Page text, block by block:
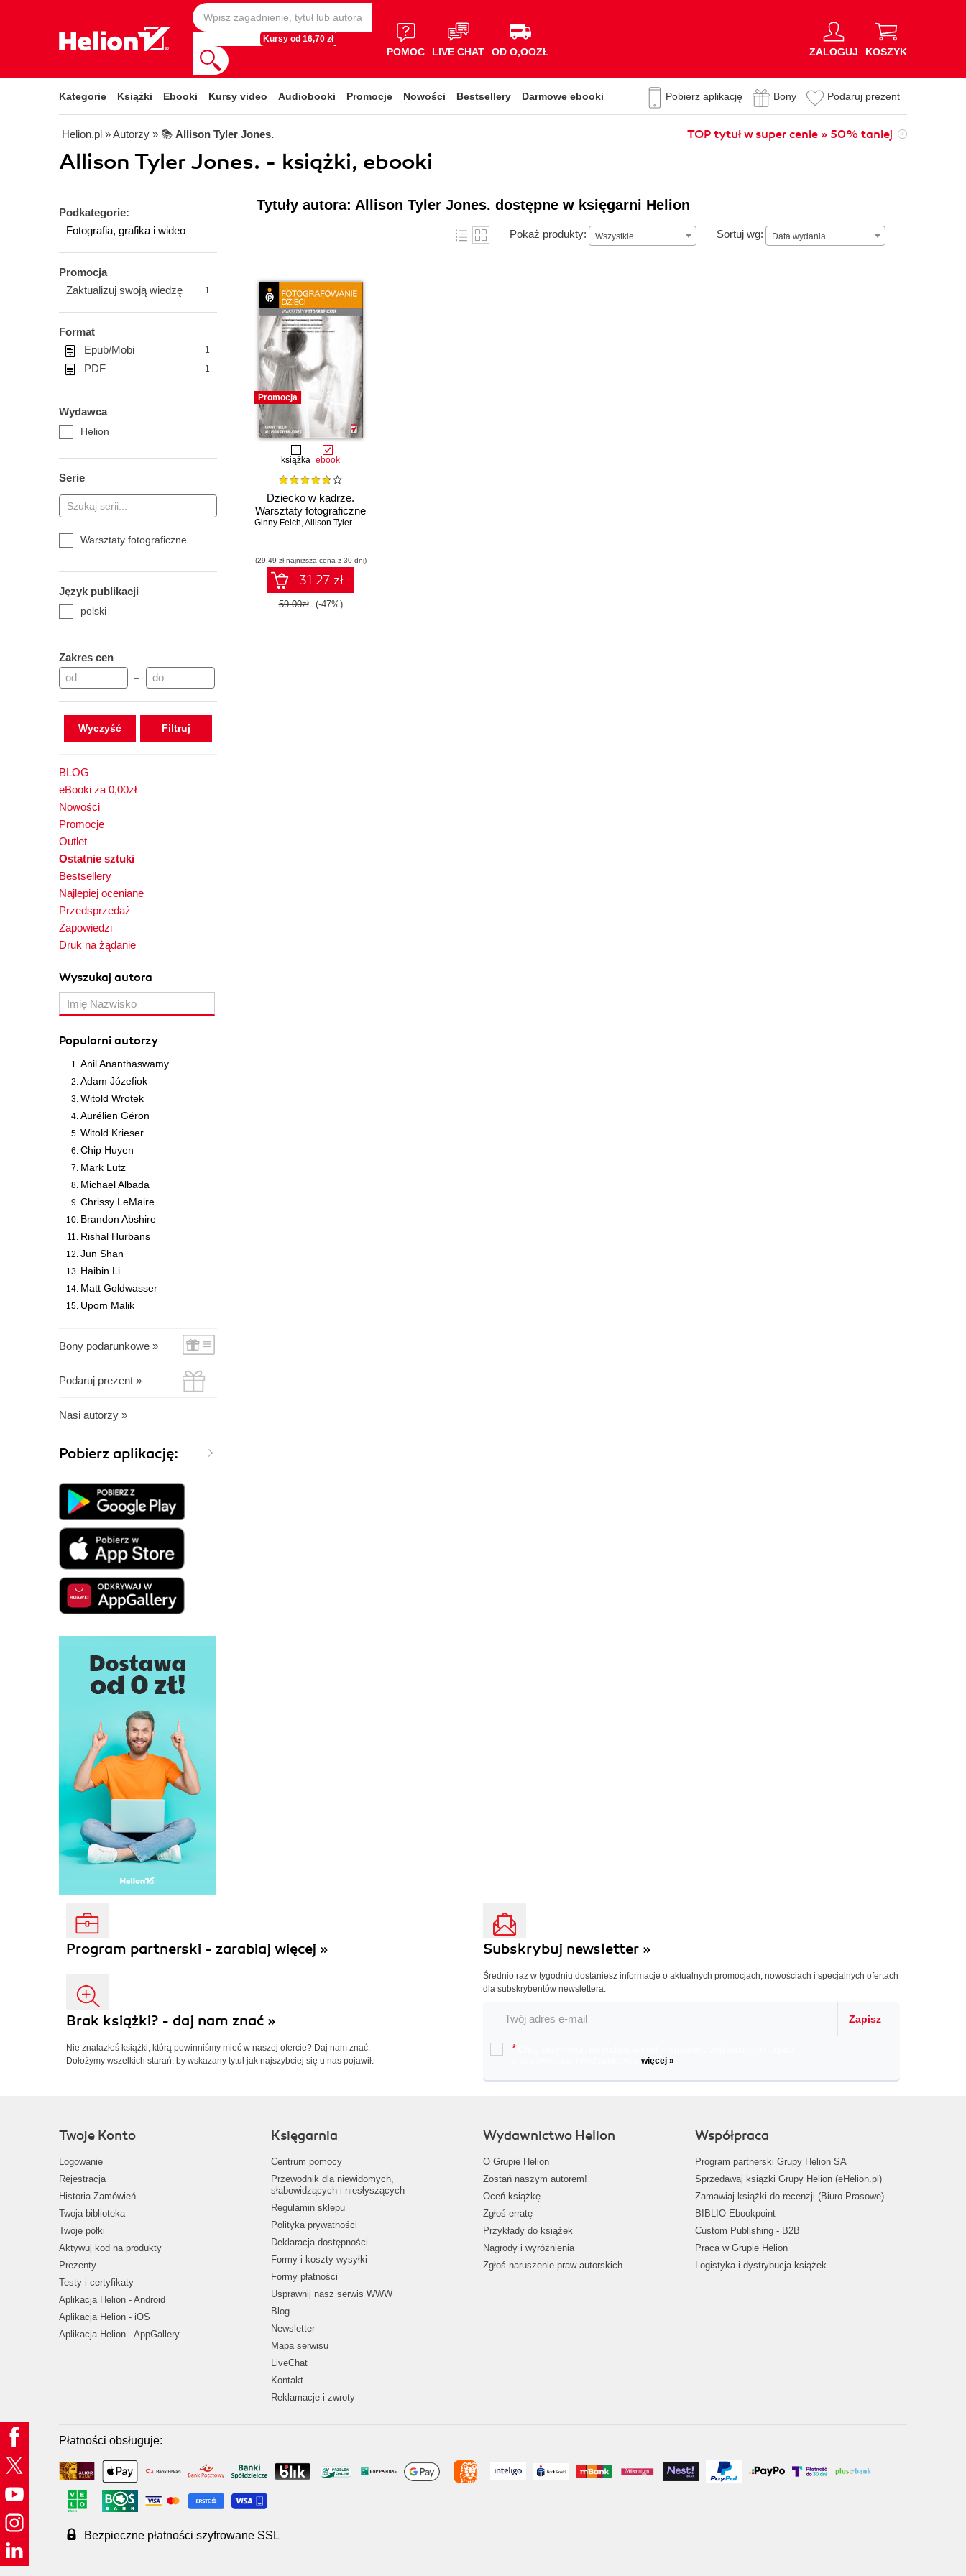
Kursy od 16,70 zł
POMOC LIVE CHAT OD O,OOZŁ ZALOGUJ KOSZYK
Kategorie Książki Ebooki Kursy video Audiobooki Promocje Nowości Bestsellery Darmowe ebooki Pobierz aplikację Bony Podaruj prezent
Helion.pl » Autorzy » 📚 Allison Tyler Jones. TOP tytuł w super cenie » 50% taniej
Allison Tyler Jones. - książki, ebooki
Podkategorie:
Fotografia, grafika i wideo
Promocja
Zaktualizuj swoją wiedzę
1
Format
Epub/Mobi
1
PDF 1
Wydawca
Helion
Serie
Warsztaty fotograficzne
Język publikacji
polski
Zakres cen
–
Wyczyść
BLOG
eBooki za 0,00zł
Nowości
Promocje
Outlet
Ostatnie sztuki
Bestsellery
Najlepiej oceniane
Przedsprzedaż
Zapowiedzi
Druk na żądanie
Wyszukaj autora
Popularni autorzy
Anil Ananthaswamy
Adam Józefiok
Witold Wrotek
Aurélien Géron
Witold Krieser
Chip Huyen
Mark Lutz
Michael Albada
Chrissy LeMaire
Brandon Abshire
Rishal Hurbans
Jun Shan
Haibin Li
Matt Goldwasser
Upom Malik
Bony podarunkowe »
Podaruj prezent »
Nasi autorzy »
Pobierz aplikację:
Tytuły autora: Allison Tyler Jones. dostępne w księgarni Helion
Pokaż produkty: Wszystkie Sortuj wg: Data wydania
Data wydania
Promocja
książka ebook
Dziecko w kadrze.
Warsztaty fotograficzne
Ginny Felch,Allison Tyler Jones
(29,49 zł najniższa cena z 30 dni)
31.27 zł
59.00zł (-47%)
Program partnerski - zarabiaj więcej »
Brak książki? - daj nam znać »
Nie znalazłeś książki, którą powinniśmy mieć w naszej ofercie? Daj nam znać.
Dołożymy wszelkich starań, by wskazany tytuł jak najszybciej się u nas pojawił.
Subskrybuj newsletter »
Średnio raz w tygodniu dostaniesz informacje o aktualnych promocjach, nowościach i specjalnych ofertach
dla subskrybentów newslettera.
Zapisz
*
więcej »
Twoje Konto
Logowanie
Rejestracja
Historia Zamówień
Twoja biblioteka
Twoje półki
Aktywuj kod na produkty
Prezenty
Testy i certyfikaty
Aplikacja Helion - Android
Aplikacja Helion - iOS
Aplikacja Helion - AppGallery
Księgarnia
Centrum pomocy
Przewodnik dla niewidomych,
słabowidzących i niesłyszących
Regulamin sklepu
Polityka prywatności
Deklaracja dostępności
Formy i koszty wysyłki
Formy płatności
Usprawnij nasz serwis WWW
Blog
Newsletter
Mapa serwisu
LiveChat
Kontakt
Reklamacje i zwroty
Wydawnictwo Helion
O Grupie Helion
Zostań naszym autorem!
Oceń książkę
Zgłoś erratę
Przykłady do książek
Nagrody i wyróżnienia
Zgłoś naruszenie praw autorskich
Współpraca
Program partnerski Grupy Helion SA
Sprzedawaj książki Grupy Helion (eHelion.pl)
Zamawiaj książki do recenzji (Biuro Prasowe)
BIBLIO Ebookpoint
Custom Publishing - B2B
Praca w Grupie Helion
Logistyka i dystrybucja książek
Płatności obsługuje:
Bezpieczne płatności szyfrowane SSL